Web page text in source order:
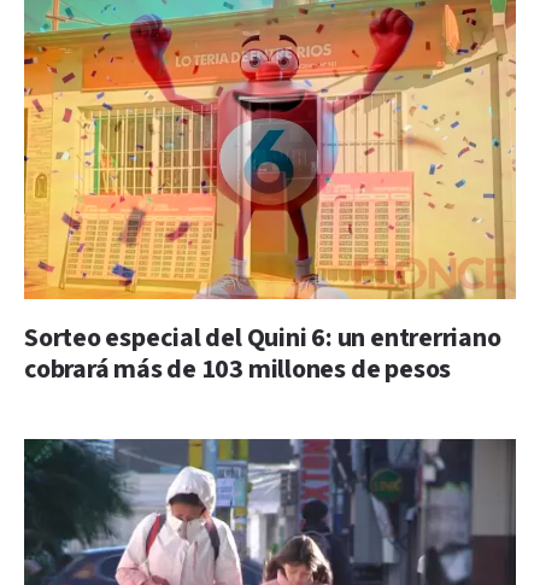
Sorteo especial del Quini 6: un entrerriano
cobrará más de 103 millones de pesos